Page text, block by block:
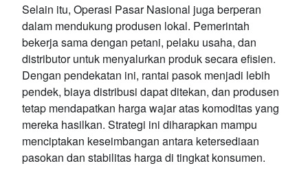
Selain itu, Operasi Pasar Nasional juga berperan
dalam mendukung produsen lokal. Pemerintah
bekerja sama dengan petani, pelaku usaha, dan
distributor untuk menyalurkan produk secara efisien.
Dengan pendekatan ini, rantai pasok menjadi lebih
pendek, biaya distribusi dapat ditekan, dan produsen
tetap mendapatkan harga wajar atas komoditas yang
mereka hasilkan. Strategi ini diharapkan mampu
menciptakan keseimbangan antara ketersediaan
pasokan dan stabilitas harga di tingkat konsumen.